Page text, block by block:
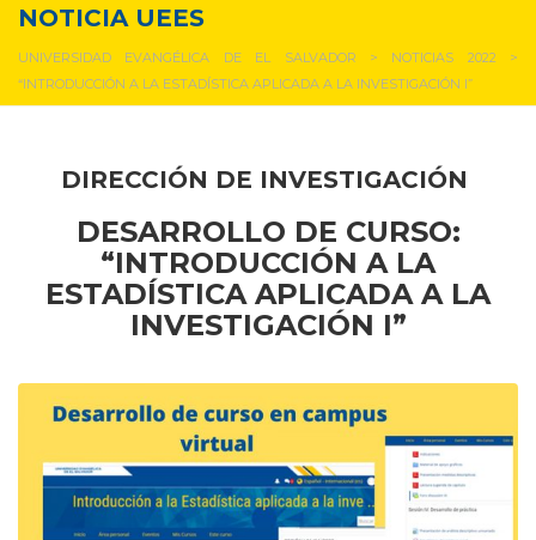
NOTICIA UEES
UNIVERSIDAD EVANGÉLICA DE EL SALVADOR > NOTICIAS 2022>
“INTRODUCCIÓN A LA ESTADÍSTICA APLICADA A LA INVESTIGACIÓN I”
DIRECCIÓN DE INVESTIGACIÓN
DESARROLLO DE CURSO:
“INTRODUCCIÓN A LA
ESTADÍSTICA APLICADA A LA
INVESTIGACIÓN I”